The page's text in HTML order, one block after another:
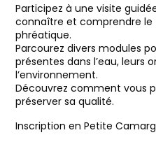
Participez à une visite
connaître et comprendre
phréatique.
Parcourez divers modules
présentes dans l’eau, leurs
l’environnement.
Découvrez comment vous
préserver sa qualité.
Inscription en Petite